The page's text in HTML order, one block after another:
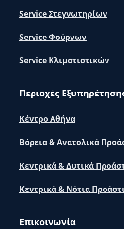
Service Στεγνωτηρίων
Service Φούρνων
Service Κλιματιστικών
Περιοχές
Κέντρο Αθήνα
Βόρεια & Ανατολικά
Κεντρικά & Δυτικά
Κεντρικά & Νότια
Επικοινωνία